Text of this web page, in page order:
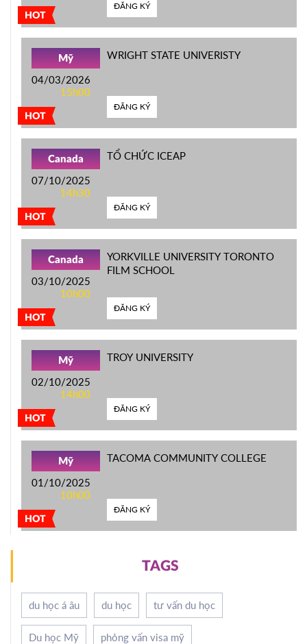
HOT
ĐĂNG KÝ
HOT
Mỹ
04/03/2026
15h00
WRIGHT STATE UNIVERISTY
ĐĂNG KÝ
HOT
Canada
07/10/2025
14h30
TỔ CHỨC ICEAP
ĐĂNG KÝ
HOT
Canada
03/10/2025
10h00
YORKVILLE UNIVERSITY TORONTO
FILM SCHOOL
ĐĂNG KÝ
HOT
Mỹ
02/10/2025
14h00
TROY UNIVERSITY
ĐĂNG KÝ
HOT
Mỹ
01/10/2025
10h00
TACOMA COMMUNITY COLLEGE
ĐĂNG KÝ
TAGS
du học á âu du học tư vấn du học
Du học Mỹ phỏng vấn visa mỹ